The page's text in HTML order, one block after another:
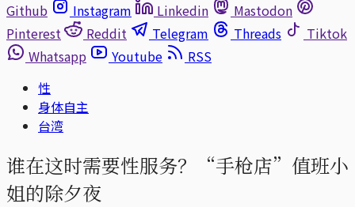
Github
Instagram Linkedin
Mastodon
Pinterest
Reddit Telegram Threads
Tiktok
Whatsapp
Youtube
RSS
性
身体自主
台湾
谁在这时需要性服务？“手枪店”值班小
姐的除夕夜